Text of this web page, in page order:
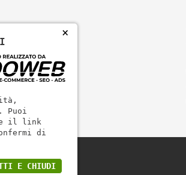
×
Puoi
il link
di
E CHIUDI